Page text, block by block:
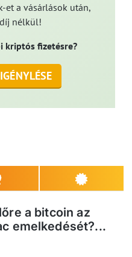
et a vásárlások után,
nélkül!
kriptós fizetésre?
a bitcoin az
emelkedését?...